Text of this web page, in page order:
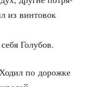
из вин­то­вок
Голубов.
по дорож­ке